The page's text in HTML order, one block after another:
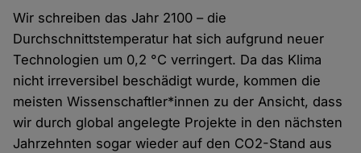
Wir schreiben das Jahr 2100 – die
Durchschnittstemperatur hat sich aufgrund neuer
Technologien um 0,2 °C verringert. Da das Klima
nicht irreversibel beschädigt wurde, kommen die
meisten Wissenschaftler*innen zu der Ansicht, dass
wir durch global angelegte Projekte in den nächsten
Jahrzehnten sogar wieder auf den CO2-Stand aus